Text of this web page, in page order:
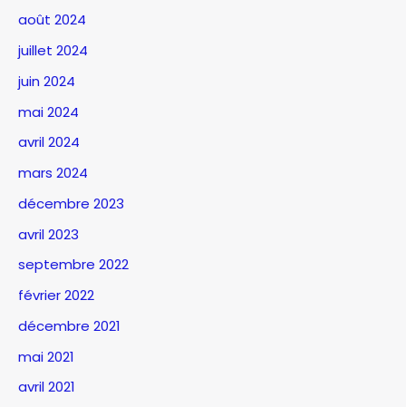
août 2024
juillet 2024
juin 2024
mai 2024
avril 2024
mars 2024
décembre 2023
avril 2023
septembre 2022
février 2022
décembre 2021
mai 2021
avril 2021